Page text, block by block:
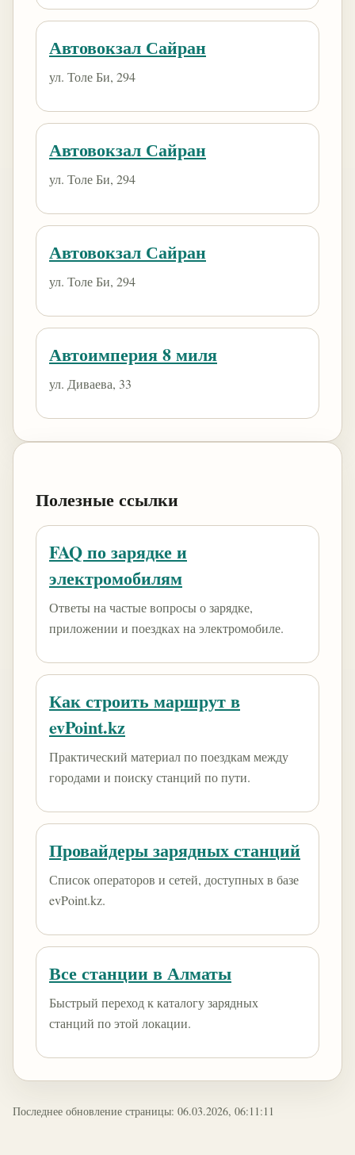
Автовокзал Сайран
ул. Толе Би, 294
Автовокзал Сайран
ул. Толе Би, 294
Автовокзал Сайран
ул. Толе Би, 294
Автоимперия 8 миля
ул. Диваева, 33
Полезные ссылки
FAQ по зарядке и
электромобилям
Ответы на частые вопросы о зарядке,
приложении и поездках на электромобиле.
Как строить маршрут в
evPoint.kz
Практический материал по поездкам между
городами и поиску станций по пути.
Провайдеры зарядных станций
Список операторов и сетей, доступных в базе
evPoint.kz.
Все станции в Алматы
Быстрый переход к каталогу зарядных
станций по этой локации.
Последнее обновление страницы: 06.03.2026, 06:11:11